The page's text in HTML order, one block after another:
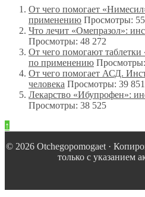
От чего помогает
применению Просмотры:
Что лечит «Омепразол»:
Просмотры: 48 272
От чего помогают
по применению
От чего помогает АСД.
человека Просмотры: 39 851
Лекарство «Ибупрофен»:
Просмотры: 38 525
↑
© 2026 Оtchegopomogaet ·
только с указанием